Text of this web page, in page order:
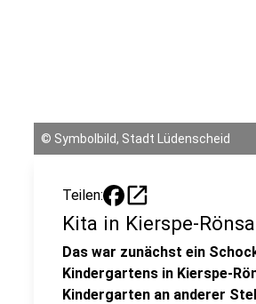
© Symbolbild, Stadt Lüdenscheid
Teilen: open_in_new
Kita in Kierspe-
Das war zunächst ein
Kindergartens in Kierspe-
Kindergarten an anderer